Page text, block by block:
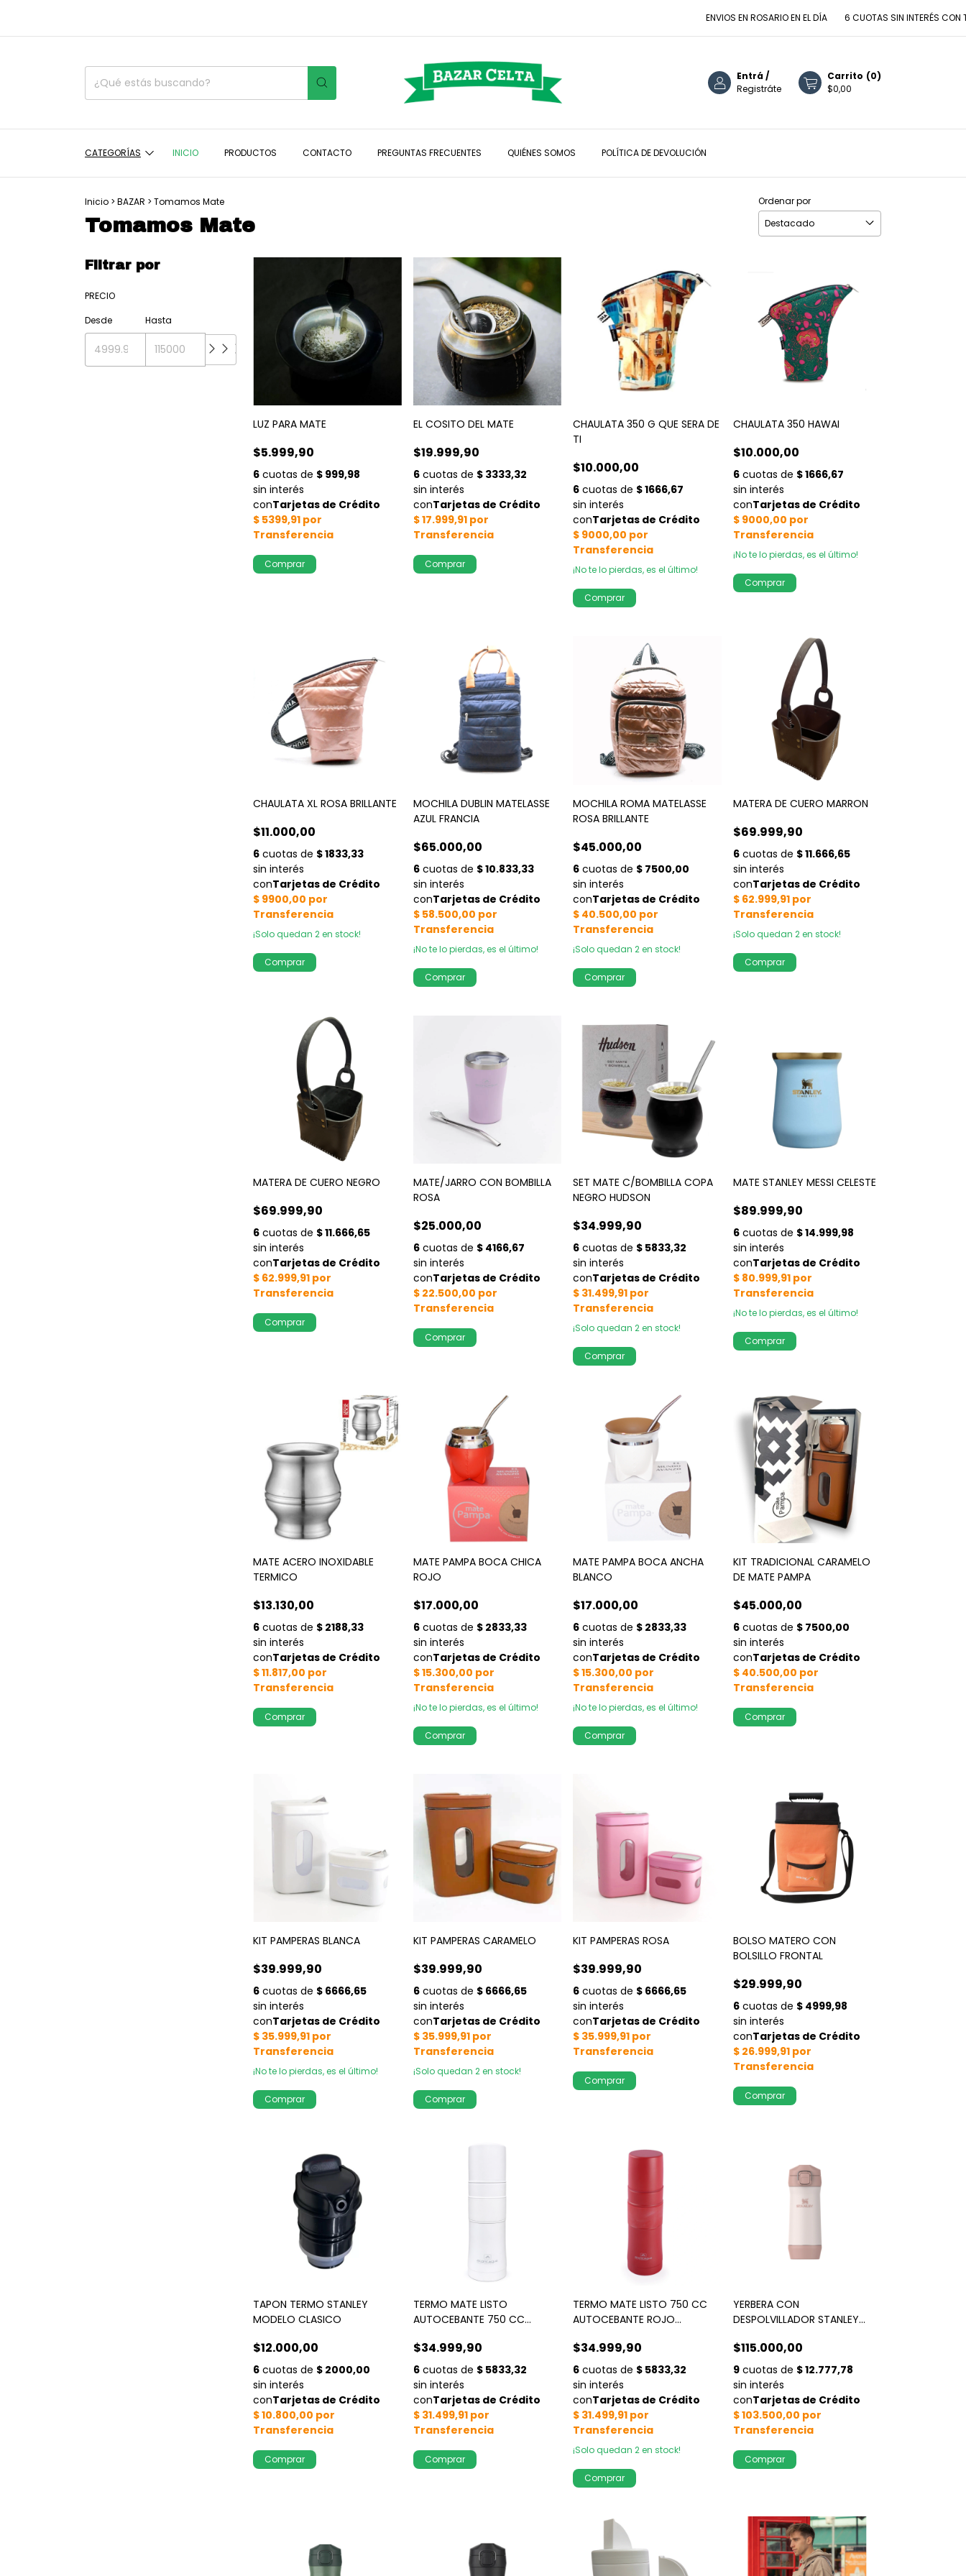
ENVIOS EN ROSARIO EN EL DÍA 6 CUOTAS SIN INTERÉS CON TARJETAS DE
Entrá/
Registráte
Carrito (0)
$0,00
CATEGORÍAS INICIO PRODUCTOS CONTACTO PREGUNTAS FRECUENTES QUIÉNES SOMOS POLÍTICA DE DEVOLUCIÓN
Inicio > BAZAR > Tomamos Mate
Tomamos Mate
Ordenar por
Filtrar por
PRECIO
Desde
Hasta
LUZ PARA MATE
$5.999,90
EL COSITO DEL MATE
$19.999,90
CHAULATA 350 G QUE SERA DE
TI
$10.000,00
¡No te lo pierdas, es el último!
CHAULATA 350 HAWAI
$10.000,00
¡No te lo pierdas, es el último!
CHAULATA XL ROSA BRILLANTE
$11.000,00
¡Solo quedan2en stock!
MOCHILA DUBLIN MATELASSE
AZUL FRANCIA
$65.000,00
¡No te lo pierdas, es el último!
MOCHILA ROMA MATELASSE
ROSA BRILLANTE
$45.000,00
¡Solo quedan2en stock!
MATERA DE CUERO MARRON
$69.999,90
¡Solo quedan 2en stock!
MATERA DE CUERO NEGRO
$69.999,90
MATE/JARRO CON BOMBILLA
ROSA
$25.000,00
SET MATE C/BOMBILLA COPA
NEGRO HUDSON
$34.999,90
¡Solo quedan2en stock!
MATE STANLEY MESSI CELESTE
$89.999,90
¡No te lo pierdas, es el último!
MATE ACERO INOXIDABLE
TERMICO
$13.130,00
MATE PAMPA BOCA CHICA
ROJO
$17.000,00
¡No te lo pierdas, es el último!
MATE PAMPA BOCA ANCHA
BLANCO
$17.000,00
¡No te lo pierdas, es el último!
KIT TRADICIONAL CARAMELO
DE MATE PAMPA
$45.000,00
KIT PAMPERAS BLANCA
$39.999,90
¡No te lo pierdas, es el último!
KIT PAMPERAS CARAMELO
$39.999,90
¡Solo quedan 2en stock!
KIT PAMPERAS ROSA
$39.999,90
BOLSO MATERO CON
BOLSILLO FRONTAL
$29.999,90
TAPON TERMO STANLEY
MODELO CLASICO
$12.000,00
TERMO MATE LISTO
AUTOCEBANTE 750 CC
$34.999,90
TERMO MATE LISTO 750 CC
AUTOCEBANTE ROJO
$34.999,90
¡Solo quedan2en stock!
YERBERA CON
DESPOLVILLADOR STANLEY
$115.000,00